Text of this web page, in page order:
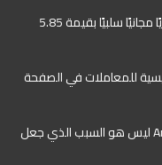
تظهر أرباح Alphabet للربع الثاني تدفقًا نقديًا مجانيًا سلبيًا بقيمة 5.85
للمعاملات في الصفحة
يقول الخبراء إن استغلال Anthropic’s Fable ليس هو السبب الذي جعل